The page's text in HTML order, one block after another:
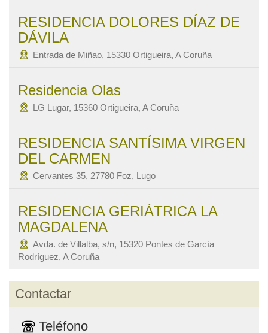
RESIDENCIA DOLORES DÍAZ DE
DÁVILA
Entrada de Miñao, 15330 Ortigueira, A Coruña
Residencia Olas
LG Lugar, 15360 Ortigueira, A Coruña
RESIDENCIA SANTÍSIMA VIRGEN
DEL CARMEN
Cervantes 35, 27780 Foz, Lugo
RESIDENCIA GERIÁTRICA LA
MAGDALENA
Avda. de Villalba, s/n, 15320 Pontes de García
Rodríguez, A Coruña
Contactar
Teléfono